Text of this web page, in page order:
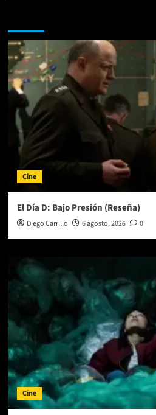
Cine
El Día D: Bajo Presión (Reseña)
Diego Carrillo 6 agosto, 2026 0
Cine